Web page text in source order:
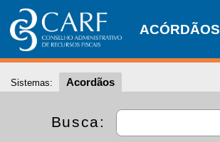
ACÓRDÃOS
Sistemas: Acordãos
Busca: